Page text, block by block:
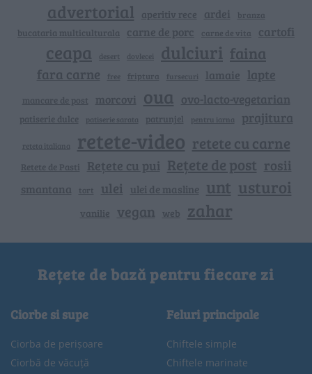
advertorial aperitiv rece ardei branza
bucataria multiculturala carne de porc carne de vita cartofi
ceapa desert dovlecei dulciuri faina
fara carne free friptura fursecuri lamaie lapte
mancare de post morcovi oua ovo-lacto-vegetarian
patiserie dulce patiserie sarata patrunjel pentru iarna prajitura
reteta italiana retete-video retete cu carne
Retete de Pasti Rețete cu pui Rețete de post rosii
smantana tort ulei ulei de masline unt usturoi
vanilie vegan web zahar
Rețete de bază pentru fiecare zi
Ciorbe si supe
Ciorba de perișoare
Ciorbă de văcuță
Feluri principale
Chiftele simple
Chiftele marinate